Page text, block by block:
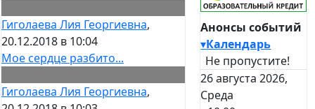
Гиголаева Лия Георгиевна,
20.12.2018 в 10:04
Мое сердце разбито...
Гиголаева Лия Георгиевна,
Анонсы событий
▾Календарь
Не пропустите!
26 августа 2026,
Среда